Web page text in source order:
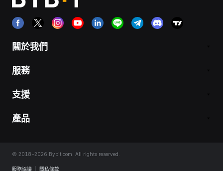
關於我們
服務
支援
產品
© 2018-2026 Bybit.com. All rights reserved.
服務協議 隱私條款